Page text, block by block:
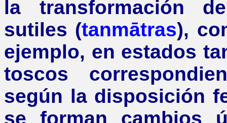
la transformación
sutiles (tanmātras),
ejemplo, en estados
toscos
según la disposición
se forman cambios